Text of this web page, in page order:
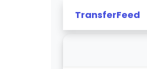
TransferFeed